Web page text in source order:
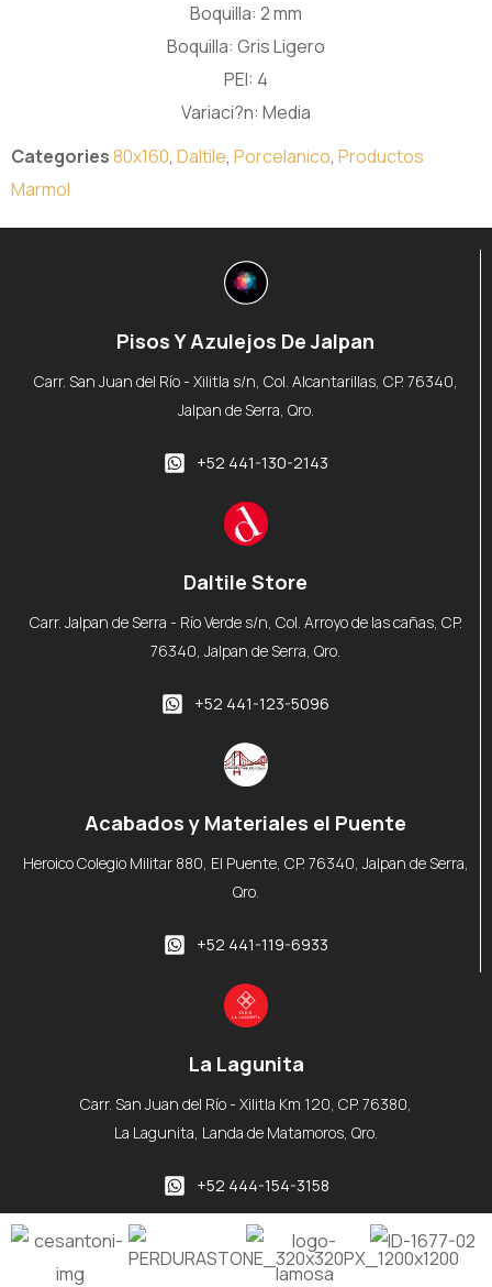
Boquilla: 2 mm
Boquilla: Gris Ligero
PEI: 4
Variaci?n: Media
Categories80x160, Daltile, Porcelanico, Productos
Marmol
Pisos Y Azulejos De Jalpan
Carr. San Juan del Río - Xilitla s/n, Col. Alcantarillas, CP. 76340,
Jalpan de Serra, Qro.
+52 441-130-2143
Daltile Store
Carr. Jalpan de Serra - Río Verde s/n, Col. Arroyo de las cañas, CP.
76340, Jalpan de Serra, Qro.
+52 441-123-5096
Acabados y Materiales el Puente
Heroico Colegio Militar 880, El Puente, CP. 76340, Jalpan de Serra,
Qro.
+52 441-119-6933
La Lagunita
Carr. San Juan del Río - Xilitla Km 120, CP. 76380,
La Lagunita, Landa de Matamoros, Qro.
+52 444-154-3158